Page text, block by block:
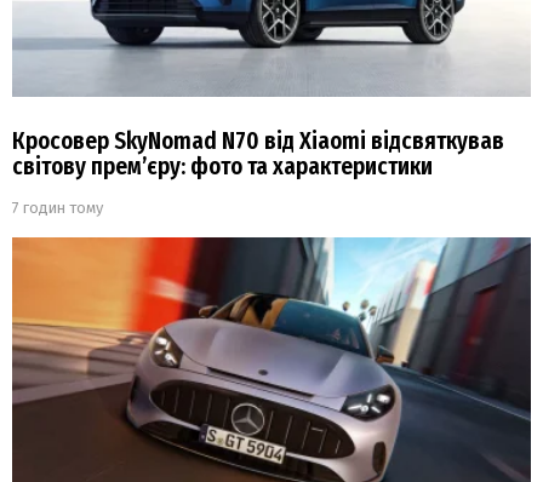
Кросовер SkyNomad N70 від Xiaomi відсвяткував
світову прем’єру: фото та характеристики
7 годин тому